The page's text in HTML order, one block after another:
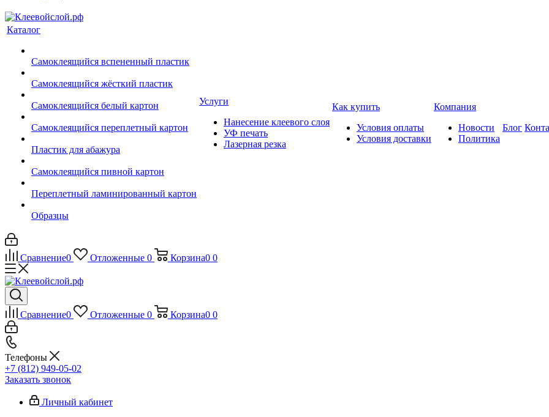
Каталог
Самоклеящийся вспененный пластик
Самоклеящийся жёсткий пластик
Самоклеящийся белый картон
Самоклеящийся переплетный картон
Пластик для абажура
Самоклеящийся пивной картон
Переплетный ламинированный картон
Образцы
Услуги
Нанесение клеевого слоя
УФ печать
Лазерная резка
Как купить
Условия оплаты
Условия доставки
Компания
Новости
Политика
Блог
Сравнение0 Отложенные 0 Корзина0 0
Сравнение0 Отложенные 0 Корзина0 0
Телефоны
+7 (812) 949-05-02
Заказать звонок
Личный кабинет